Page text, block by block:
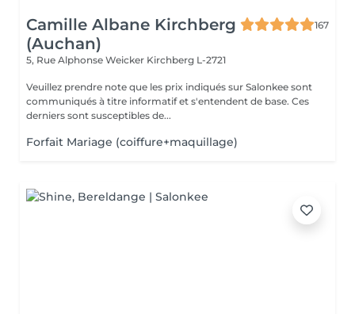
Camille Albane Kirchberg
(Auchan)
167
5, Rue Alphonse Weicker Kirchberg L-2721
Veuillez prendre note que les prix indiqués sur Salonkee sont
communiqués à titre informatif et s'entendent de base. Ces
derniers sont susceptibles de...
Forfait Mariage (coiffure+maquillage)